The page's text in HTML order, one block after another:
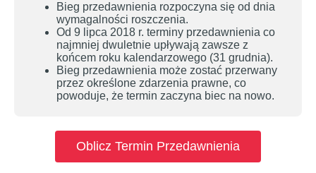
Bieg przedawnienia rozpoczyna się od dnia
wymagalności roszczenia.
Od 9 lipca 2018 r. terminy przedawnienia co
najmniej dwuletnie upływają zawsze z
końcem roku kalendarzowego (31 grudnia).
Bieg przedawnienia może zostać przerwany
przez określone zdarzenia prawne, co
powoduje, że termin zaczyna biec na nowo.
Oblicz Termin Przedawnienia